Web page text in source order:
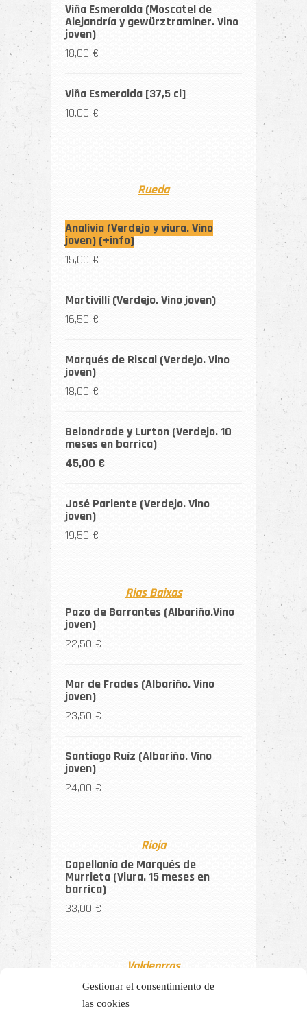
Gestionar el consentimiento de
las cookies
Viña Esmeralda (Moscatel de
Alejandría y gewürztraminer. Vino
joven)
18,00 €
Viña Esmeralda [37,5 cl]
10,00 €
Rueda
Analivia (Verdejo y viura. Vino
joven) (+info)
15,00 €
Martivillí (Verdejo. Vino joven)
16,50 €
Marqués de Riscal (Verdejo. Vino
joven)
18,00 €
Belondrade y Lurton (Verdejo. 10
meses en barrica)
45,00 €
José Pariente (Verdejo. Vino
joven)
19,50 €
Rias Baixas
Pazo de Barrantes (Albariño.Vino
joven)
22,50 €
Mar de Frades (Albariño. Vino
joven)
23,50 €
Santiago Ruíz (Albariño. Vino
joven)
24,00 €
Rioja
Capellanía de Marqués de
Murrieta (Viura. 15 meses en
barrica)
33,00 €
Valdeorras
Pagos de Galir (Godello. 4 meses
sobre sus lías)